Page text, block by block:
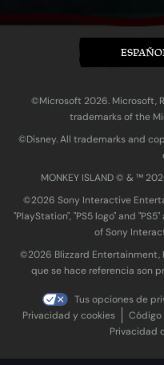
©Microsoft 2026. Microsoft,
trademarks of the
©Disney. All trademarks and
MONKEY ISLAND © & ™
©2026 Sony Interactive
"PlayStation", "PS5 logo" and
of Sony
©2026 Blizzard Entertainment,
que se hace referencia son
Tus opciones de
Privacidad y cookies
Privacidad